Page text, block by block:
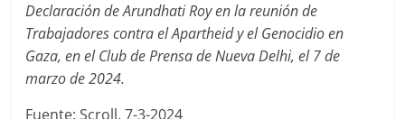
Declaración de Arundhati Roy en la reunión de
Trabajadores contra el Apartheid y el Genocidio en
Gaza, en el Club de Prensa de Nueva Delhi, el 7 de
marzo de 2024.
Fuente: Scroll, 7-3-2024